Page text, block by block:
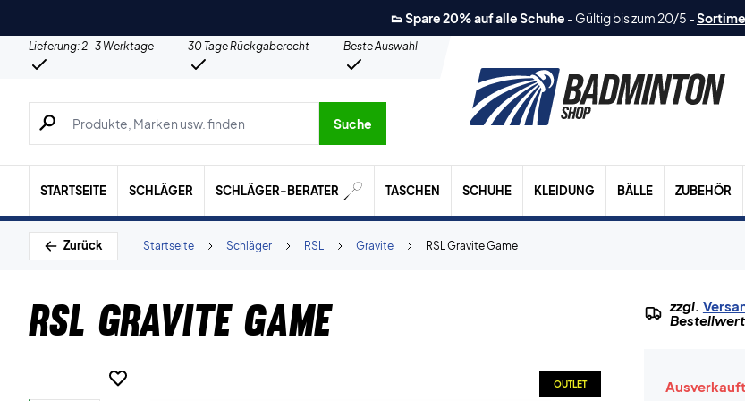
👟 Spare 20% auf alle Schuhe - Gültig bis zum 20/5 -
Lieferung: 2-3 Werktage 30 Tage Rückgaberecht
Beste Auswahl
Suche nach Produkten, Marken usw.
Suche
STARTSEITE SCHLÄGER SCHLÄGER-BERATER TASCHEN SCHUHE KLEIDUNG BÄLLE ZUBEHÖR
Zurück RSL Gravite Game
Gravite
RSL
Schläger
Startseite
RSL Gravite Game
OUTLET
zzgl.
Bestellwert
Ausverkauft